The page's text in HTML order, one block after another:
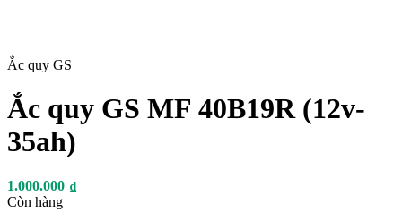
Ắc quy GS
Ắc quy GS MF 40B19R (12v-
35ah)
1.000.000 ₫
Còn hàng